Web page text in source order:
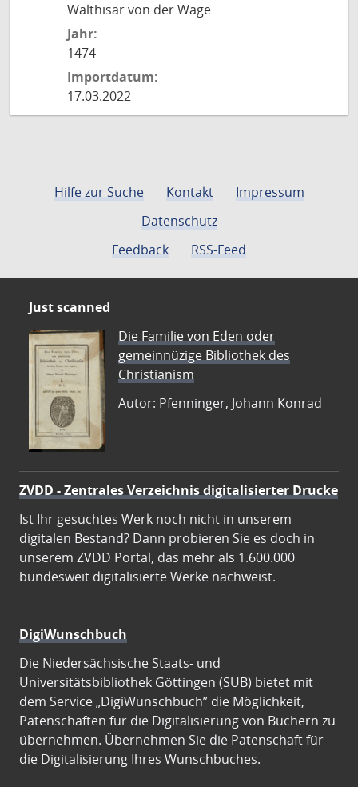
Walthisar von der Wage
Jahr:
1474
Importdatum:
17.03.2022
Hilfe zur Suche Kontakt
Impressum
Datenschutz
Feedback
RSS-Feed
Just scanned
Die Familie von Eden oder
gemeinnüzige Bibliothek des
Christianism
Autor: Pfenninger, Johann Konrad
ZVDD - Zentrales Verzeichnis digitalisierter Drucke
Ist Ihr gesuchtes Werk noch nicht in unserem
digitalen Bestand? Dann probieren Sie es doch in
unserem ZVDD Portal, das mehr als 1.600.000
bundesweit digitalisierte Werke nachweist.
DigiWunschbuch
Die Niedersächsische Staats- und
Universitätsbibliothek Göttingen (SUB) bietet mit
dem Service „DigiWunschbuch” die Möglichkeit,
Patenschaften für die Digitalisierung von Büchern zu
übernehmen. Übernehmen Sie die Patenschaft für
die Digitalisierung Ihres Wunschbuches.